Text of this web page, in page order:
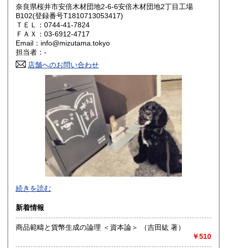
岡山県 950円 広島県 950円
山口県 950円
香川県 950円
高知県 950円
1,080円
1,080円 大分県
1,080円 鹿児島県
1,330円
奈良県桜井市安倍木材団地2-6-6安倍木材団地2丁目工場
B102(登録番号T1810713053417)
ＴＥＬ：0744-41-7824
ＦＡＸ：03-6912-4717
Email：info@mizutama.tokyo
担当者：-
店舗へのお問い合わせ
続きを読む
新着情報
商品範疇と貨幣生成の論理 ＜資本論＞ （吉田紘 著）
￥510